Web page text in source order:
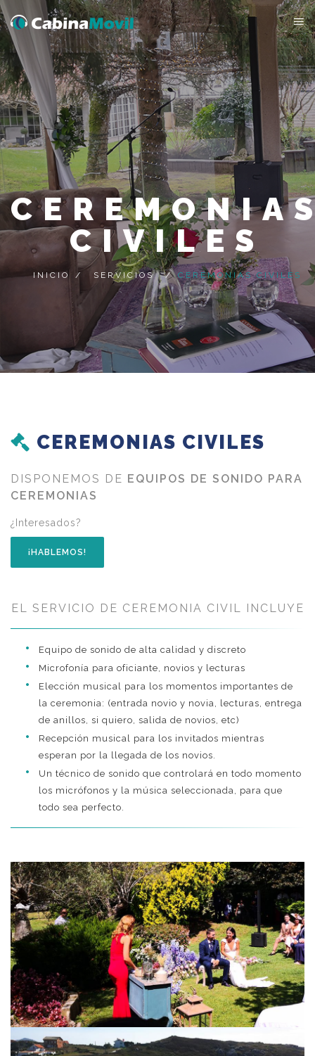
CIVILES
INICIO / SERVICIOS / CEREMONIAS CIVILES
CEREMONIAS CIVILES
DISPONEMOS DE EQUIPOS DE SONIDO PARA
CEREMONIAS
¿Interesados?
¡HABLEMOS!
EL SERVICIO DE CEREMONIA CIVIL INCLUYE
Equipo de sonido de alta calidad y discreto
Microfonía para oficiante, novios y lecturas
Elección musical para los momentos importantes de
la ceremonia: (entrada novio y novia, lecturas, entrega
de anillos, si quiero, salida de novios, etc)
Recepción musical para los invitados mientras
esperan por la llegada de los novios.
Un técnico de sonido que controlará en todo momento
los micrófonos y la música seleccionada, para que
todo sea perfecto.